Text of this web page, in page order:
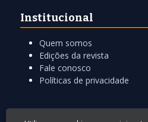
Institucional
Quem somos
Edições da revista
Fale conosco
Políticas de privacidade